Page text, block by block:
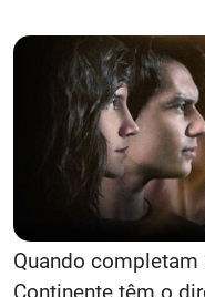
Quando